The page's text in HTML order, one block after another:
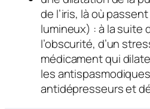
de l’iris, là où
lumineux) : à la suite
l’obscurité, d’un
médicament qui
les
antidépresseurs et